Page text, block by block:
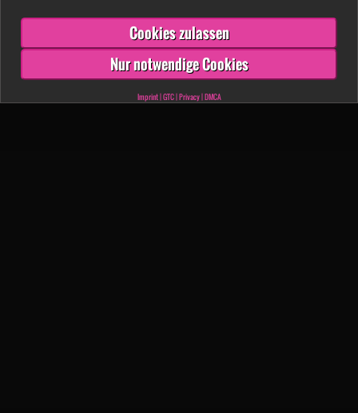
Cookies zulassen
Nur notwendige Cookies
Imprint|GTC|Privacy|DMCA